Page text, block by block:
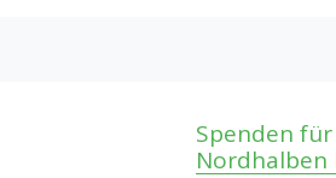
Spenden
Nordhalben